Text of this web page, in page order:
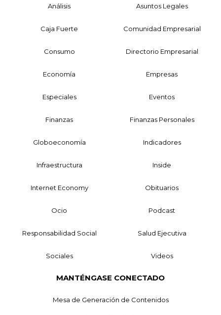
Análisis Asuntos Legales
Caja Fuerte Comunidad Empresarial
Consumo Directorio Empresarial
Economía Empresas
Especiales Eventos
Finanzas Finanzas Personales
Globoeconomía Indicadores
Infraestructura Inside
Internet Economy Obituarios
Ocio Podcast
Responsabilidad Social Salud Ejecutiva
Sociales Videos
MANTÉNGASE CONECTADO
Mesa de Generación de Contenidos